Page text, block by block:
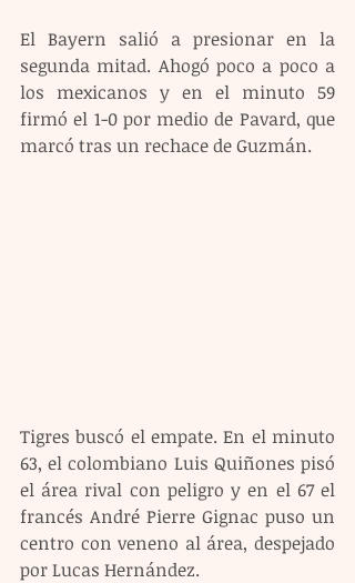
El Bayern salió a presionar en la
segunda mitad. Ahogó poco a poco a
los mexicanos y en el minuto 59
firmó el 1-0 por medio de Pavard, que
marcó tras un rechace de Guzmán.
Tigres buscó el empate. En el minuto
63, el colombiano Luis Quiñones pisó
el área rival con peligro y en el 67 el
francés André Pierre Gignac puso un
centro con veneno al área, despejado
por Lucas Hernández.